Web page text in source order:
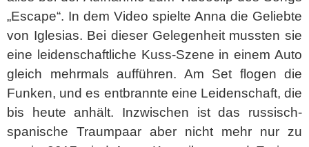
„Escape“. In dem Video spielte Anna die Geliebte
von Iglesias. Bei dieser Gelegenheit mussten sie
eine leidenschaftliche Kuss-Szene in einem Auto
gleich mehrmals aufführen. Am Set flogen die
Funken, und es entbrannte eine Leidenschaft, die
bis heute anhält. Inzwischen ist das russisch-
spanische Traumpaar aber nicht mehr nur zu